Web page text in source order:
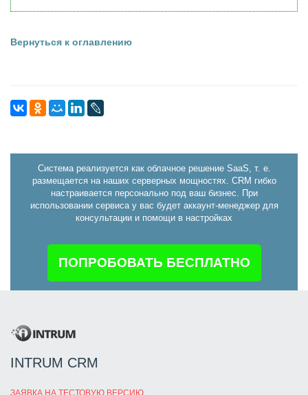
Вернуться к оглавлению
Система реализуется как облачное решение SaaS, т. е.
размещается на наших серверных мощностях. CRM гибко
настраивается персонально под ваш бизнес. При
использовании сервиса у вас будет аккаунт-менеджер для
консультации и помощи в настройках
ПОПРОБОВАТЬ БЕСПЛАТНО
INTRUM CRM
ЗАЯВКА НА ТЕСТОВУЮ ВЕРСИЮ